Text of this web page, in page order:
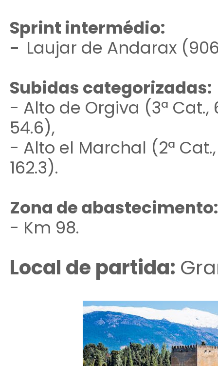
Sprint intermédio:
- Laujar de Andarax (906
Subidas categorizadas:
- Alto de Orgiva (3ª Cat.,
54.6),
- Alto el Marchal (2ª Cat.,
162.3).
Zona de abastecimento:
- Km 98.
Local de partida: